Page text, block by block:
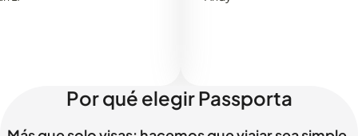
Por qué elegir Passporta